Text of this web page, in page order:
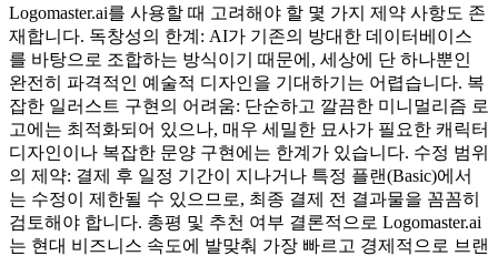
Logomaster.ai를 사용할 때 고려해야 할 몇 가지 제약 사항도 존
재합니다. 독창성의 한계: AI가 기존의 방대한 데이터베이스
를 바탕으로 조합하는 방식이기 때문에, 세상에 단 하나뿐인
완전히 파격적인 예술적 디자인을 기대하기는 어렵습니다. 복
잡한 일러스트 구현의 어려움: 단순하고 깔끔한 미니멀리즘 로
고에는 최적화되어 있으나, 매우 세밀한 묘사가 필요한 캐릭터
디자인이나 복잡한 문양 구현에는 한계가 있습니다. 수정 범위
의 제약: 결제 후 일정 기간이 지나거나 특정 플랜(Basic)에서
는 수정이 제한될 수 있으므로, 최종 결제 전 결과물을 꼼꼼히
검토해야 합니다. 총평 및 추천 여부 결론적으로 Logomaster.ai
는 현대 비즈니스 속도에 발맞춰 가장 빠르고 경제적으로 브랜